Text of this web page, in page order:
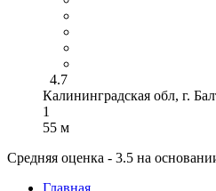
4.7
Калининградская обл, г.
1
55 м
Средняя оценка - 3.5 на
Главная